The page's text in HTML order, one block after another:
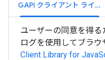
GAPI クライアント ライブラリ
ユーザーの同意を得
ログを使用してブラウ
Client Library for